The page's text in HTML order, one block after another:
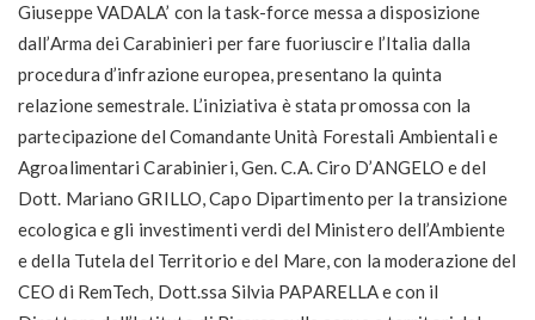
Giuseppe VADALA’ con la task-force messa a disposizione
dall’Arma dei Carabinieri per fare fuoriuscire l’Italia dalla
procedura d’infrazione europea, presentano la quinta
relazione semestrale. L’iniziativa è stata promossa con la
partecipazione del Comandante Unità Forestali Ambientali e
Agroalimentari Carabinieri, Gen. C.A. Ciro D’ANGELO e del
Dott. Mariano GRILLO, Capo Dipartimento per la transizione
ecologica e gli investimenti verdi del Ministero dell’Ambiente
e della Tutela del Territorio e del Mare, con la moderazione del
CEO di RemTech, Dott.ssa Silvia PAPARELLA e con il